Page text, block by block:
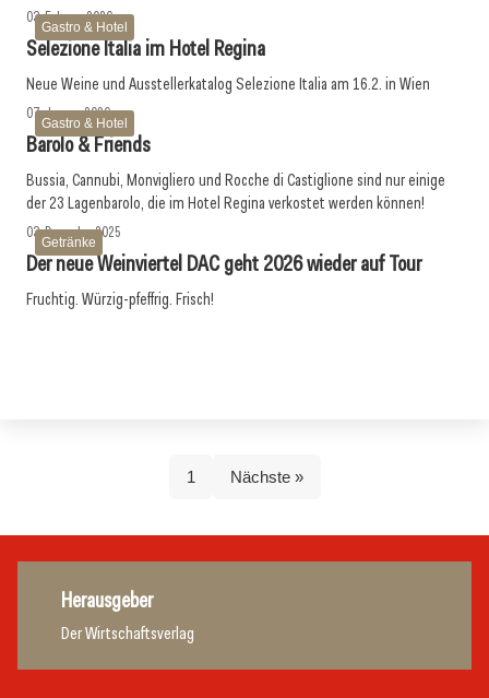
Gastro & Hotel
03. Februar 2026
Selezione Italia im Hotel Regina
Neue Weine und Ausstellerkatalog Selezione Italia am 16.2. in Wien
Gastro & Hotel
07. Januar 2026
Barolo & Friends
Bussia, Cannubi, Monvigliero und Rocche di Castiglione sind nur einige
der 23 Lagenbarolo, die im Hotel Regina verkostet werden können!
Getränke
03. Dezember 2025
Der neue Weinviertel DAC geht 2026 wieder auf Tour
Fruchtig. Würzig-pfeffrig. Frisch!
1 Nächste »
Herausgeber
Der Wirtschaftsverlag